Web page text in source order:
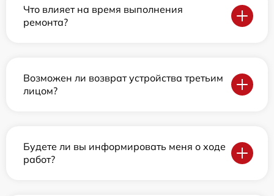
Что влияет на время выполнения
ремонта?
Возможен ли возврат устройства третьим
лицом?
Будете ли вы информировать меня о ходе
работ?